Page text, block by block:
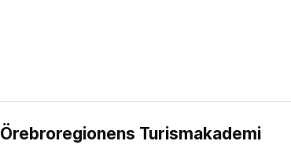
Örebroregionens Turismakademi